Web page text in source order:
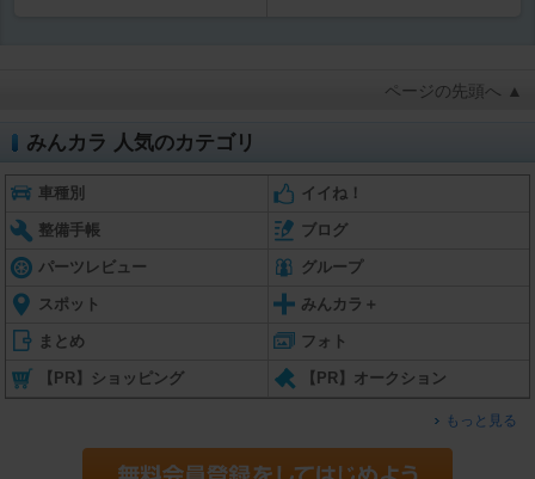
ページの先頭へ ▲
みんカラ 人気のカテゴリ
車種別 イイね！
整備手帳 ブログ
パーツレビュー グループ
スポット みんカラ＋
まとめ フォト
【PR】ショッピング 【PR】オークション
もっと見る